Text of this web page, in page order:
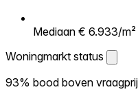
Mediaan € 6.933/
Woningmarkt status
Woningmarkt status
93% bood boven